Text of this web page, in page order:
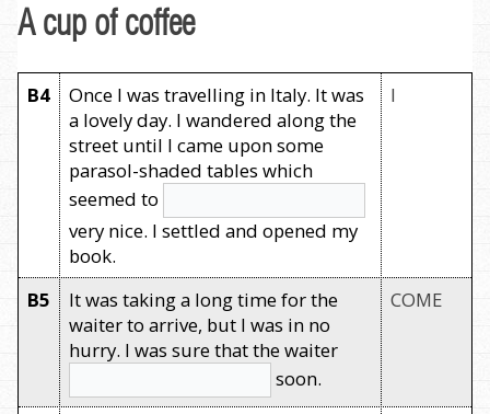
A cup of coffee
B4
Once I was travelling in Italy. It was
a lovely day. I wandered along the
street until I came upon some
parasol-shaded tables which
seemed to
very nice. I settled and opened my
book.
I
B5
It was taking a long time for the
waiter to arrive, but I was in no
hurry. I was sure that the waiter
soon.
COME